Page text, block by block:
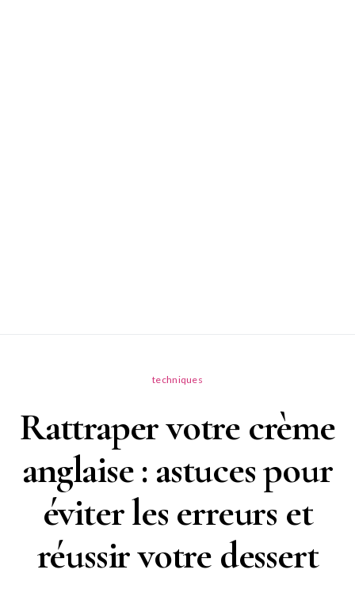
techniques
Rattraper votre crème
anglaise : astuces pour
éviter les erreurs et
réussir votre dessert